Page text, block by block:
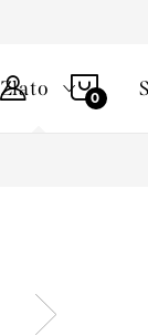
Zlato